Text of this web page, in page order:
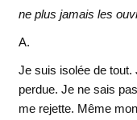
ne plus jamais les
A.
Je suis isolée de
perdue. Je ne sais
me rejette. Même